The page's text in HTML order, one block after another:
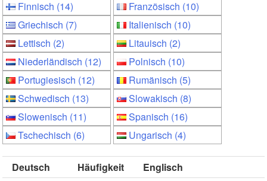
Finnisch (14)
Französisch (10)
Griechisch (7)
Italienisch (10)
Lettisch (2)
Litauisch (2)
Niederländisch (12)
Polnisch (10)
Portugiesisch (12)
Rumänisch (5)
Schwedisch (13)
Slowakisch (8)
Slowenisch (11)
Spanisch (16)
Tschechisch (6)
Ungarisch (4)
Deutsch Häufigkeit
Englisch